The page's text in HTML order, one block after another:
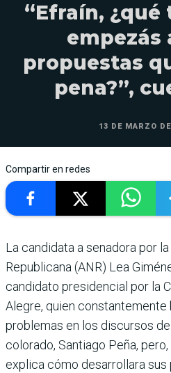
“Efraín, ¿qué
empezás
propuestas
pena?”,
13 DE MARZO
Compartir en redes
La candidata a senadora por
Republicana (ANR) Lea
candidato presidencial por la
Alegre, quien
problemas en los discursos
colorado, Santiago Peña,
explica cómo desarrollara